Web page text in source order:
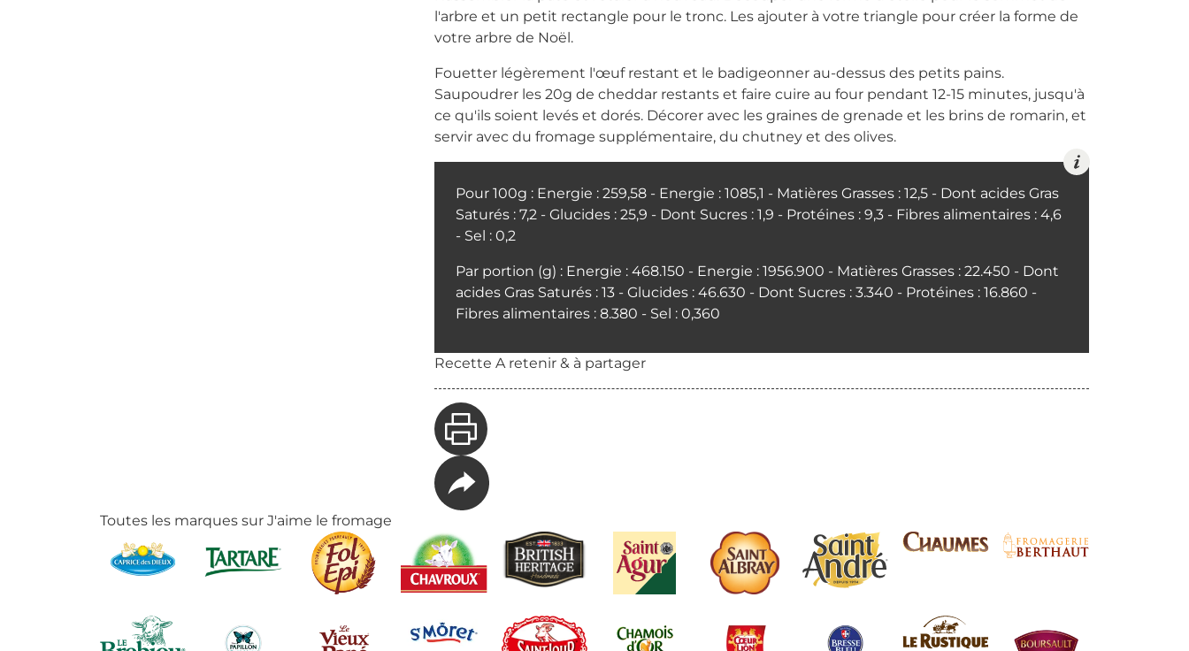
l'arbre et un petit rectangle pour le tronc. Les ajouter à votre triangle pour créer la forme de
votre arbre de Noël.
Fouetter légèrement l'œuf restant et le badigeonner au-dessus des petits pains.
Saupoudrer les 20g de cheddar restants et faire cuire au four pendant 12-15 minutes, jusqu'à
ce qu'ils soient levés et dorés. Décorer avec les graines de grenade et les brins de romarin, et
servir avec du fromage supplémentaire, du chutney et des olives.
Pour 100g : Energie : 259,58 - Energie : 1085,1 - Matières Grasses : 12,5 - Dont acides Gras
Saturés : 7,2 - Glucides : 25,9 - Dont Sucres : 1,9 - Protéines : 9,3 - Fibres alimentaires : 4,6
- Sel : 0,2
Par portion (g) : Energie : 468.150 - Energie : 1956.900 - Matières Grasses : 22.450 - Dont
acides Gras Saturés : 13 - Glucides : 46.630 - Dont Sucres : 3.340 - Protéines : 16.860 -
Fibres alimentaires : 8.380 - Sel : 0,360
Recette A retenir & à partager
Toutes les marques sur J'aime le fromage